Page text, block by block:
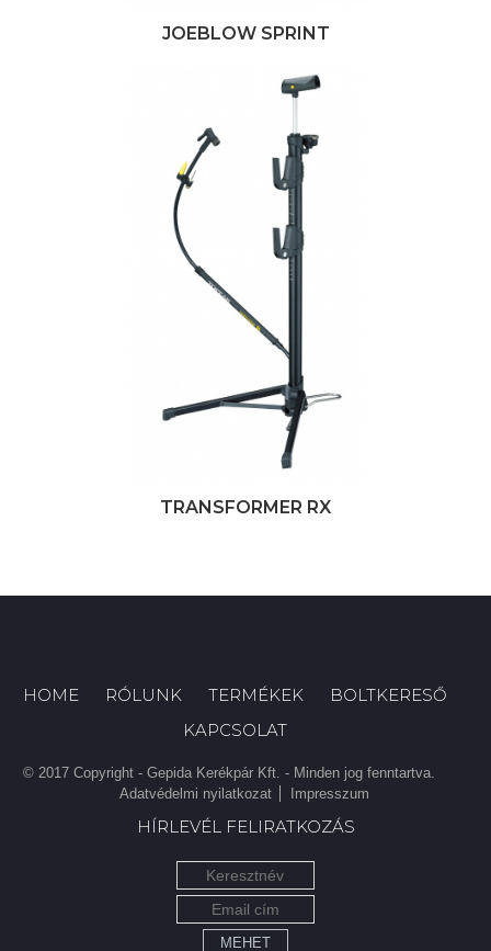
JOEBLOW SPRINT
TRANSFORMER RX
HOME RÓLUNK TERMÉKEK
BOLTKERESŐ
KAPCSOLAT
© 2017 Copyright - Gepida Kerékpár Kft. - Minden jog fenntartva.
Adatvédelmi nyilatkozat
Impresszum
HÍRLEVÉL FELIRATKOZÁS
MEHET